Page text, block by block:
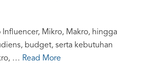
Mikro, Makro, hingga
budget, serta kebutuhan
… Read More